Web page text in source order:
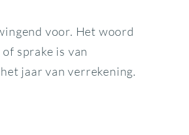
voor. Het woord
sprake is van
jaar van verrekening.